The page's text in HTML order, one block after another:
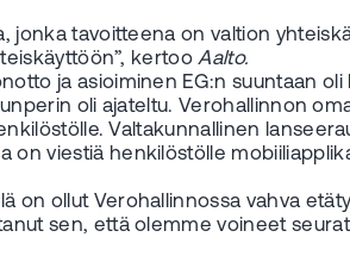
tavoitteena on valtion
kertooAalto.
ja asioiminen EG:n suuntaan
oli ajateltu. Verohallinnon
Valtakunnallinen
on viestiä henkilöstölle
on ollut Verohallinnossa vahva
sen, että olemme voineet